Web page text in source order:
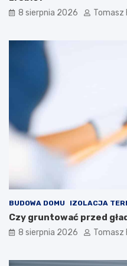
r
y
8 sierpnia 2026 Tomasz
BUDOWA DOMU IZOLACJA
Czy gruntować przed
8 sierpnia 2026 Tomasz